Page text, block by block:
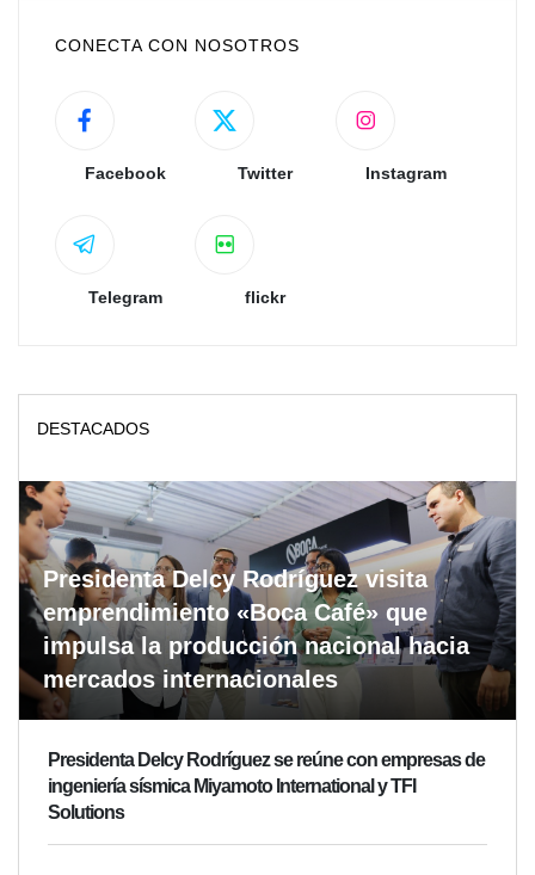
CONECTA CON NOSOTROS
Facebook Twitter Instagram
Telegram flickr
DESTACADOS
Presidenta Delcy Rodríguez visita
emprendimiento «Boca Café» que
impulsa la producción nacional hacia
mercados internacionales
Presidenta Delcy Rodríguez se reúne con empresas de
ingeniería sísmica Miyamoto International y TFI
Solutions